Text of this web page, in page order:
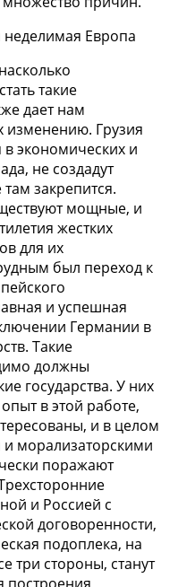
неделимая Европа
такие
дает нам
изменению. Грузия
экономических и
не создадут
закрепится.
мощные, и
жестких
для их
был переход к
и успешная
Германии в
Такие
должны
государства. У них
в этой работе,
и в целом
морализаторскими
поражают
и Россией с
договоренности,
подоплека, на
три стороны, станут